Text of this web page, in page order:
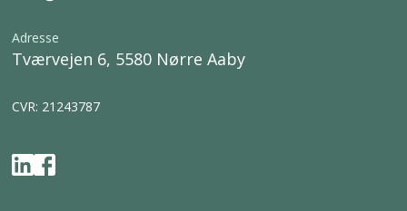
Adresse
Tværvejen 6, 5580 Nørre Aaby
CVR: 21243787